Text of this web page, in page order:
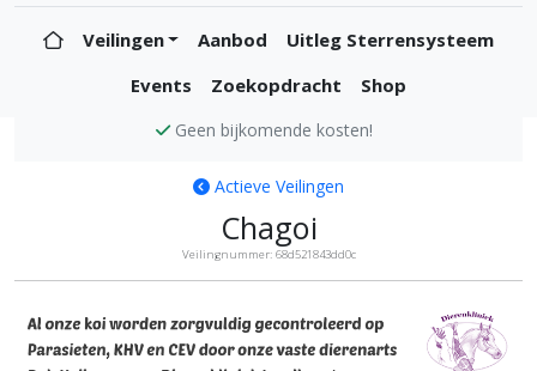
Veilingen Aanbod
Uitleg Sterrensysteem
Events
Zoekopdracht Shop
Alle koi zijn KVH en CEV vrij
Actieve Veilingen
Chagoi
Veilingnummer: 68d521843dd0c